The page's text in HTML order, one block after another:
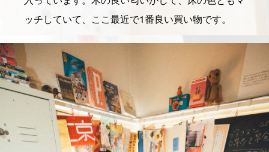
ッチしていて、ここ最近で1番良い買い物です。